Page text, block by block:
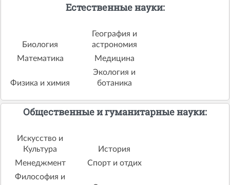
Естественные науки:
Биология
География и
астрономия
Математика
Медицина
Физика и химия
Экология и
ботаника
Общественные и гуманитарные науки:
Искусство и
Культура
История
Менеджмент
Спорт и отдих
Философия и